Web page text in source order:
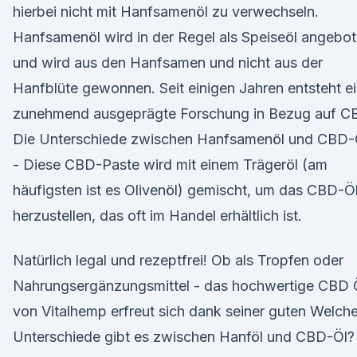
hierbei nicht mit Hanfsamenöl zu verwechseln.
Hanfsamenöl wird in der Regel als Speiseöl
und wird aus den Hanfsamen und nicht aus der
Hanfblüte gewonnen. Seit einigen Jahren entsteht
zunehmend ausgeprägte Forschung in Bezug auf
Die Unterschiede zwischen Hanfsamenöl und CBD-
- Diese CBD-Paste wird mit einem Trägeröl (am
häufigsten ist es Olivenöl) gemischt, um das CBD-Öl
herzustellen, das oft im Handel erhältlich ist.
Natürlich legal und rezeptfrei! Ob als Tropfen oder
Nahrungsergänzungsmittel - das hochwertige CBD
von Vitalhemp erfreut sich dank seiner guten
Unterschiede gibt es zwischen Hanföl und CBD-